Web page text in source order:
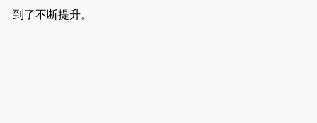
到了不断提升。